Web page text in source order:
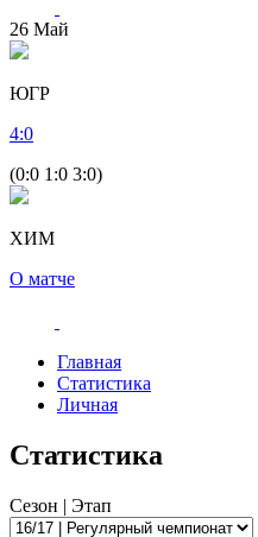
26 Май
ЮГР
4:0
(0:0 1:0 3:0)
ХИМ
О матче
Главная
Статистика
Личная
Статистика
Сезон | Этап